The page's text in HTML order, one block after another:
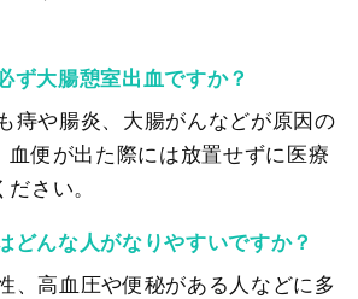
ず大腸憩室出血ですか？
痔や腸炎、大腸がんなどが原因の
血便が出た際には放置せずに医療
さい。
どんな人がなりやすいですか？
、高血圧や便秘がある人などに多